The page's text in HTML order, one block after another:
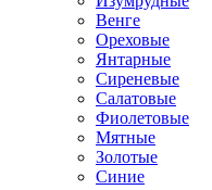
Венге
Ореховые
Янтарные
Сиреневые
Салатовые
Фиолетовые
Мятные
Золотые
Синие